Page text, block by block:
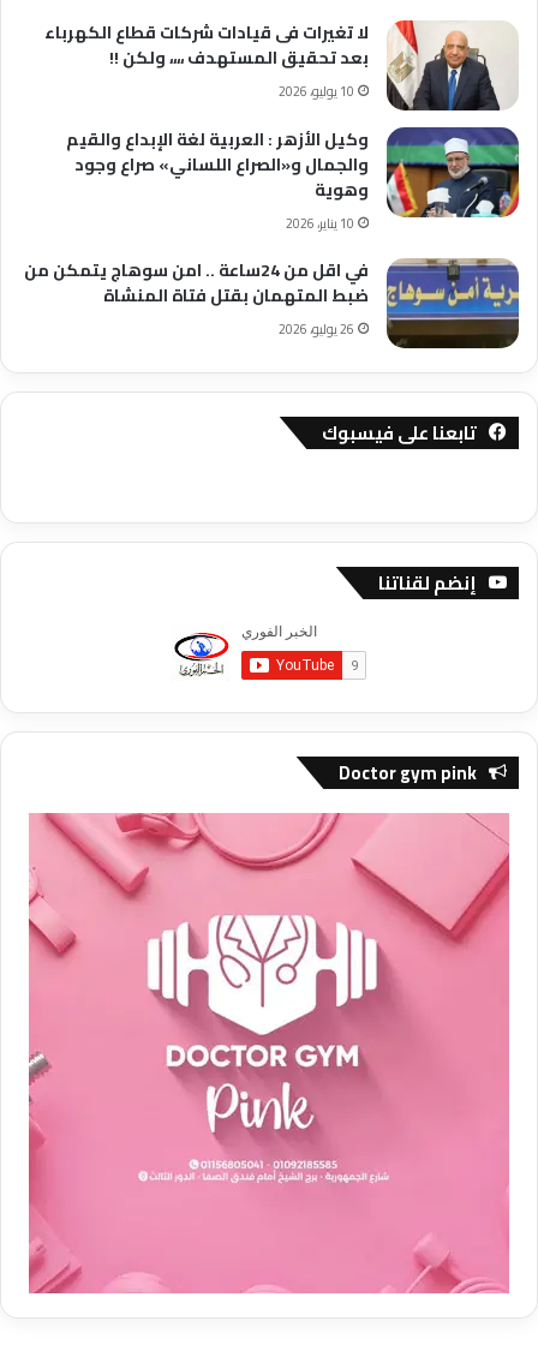
لا تغيرات فى قيادات شركات قطاع الكهرباء
بعد تحقيق المستهدف ،،،، ولكن !!
10 يوليو، 2026
وكيل الأزهر : العربية لغة الإبداع والقيم
والجمال و«الصراع اللساني» صراع وجود
وهوية
10 يناير، 2026
في اقل من 24ساعة .. امن سوهاج يتمكن من
ضبط المتهمان بقتل فتاة المنشاة
26 يوليو، 2026
تابعنا على فيسبوك
إنضم لقناتنا
Doctor gym pink